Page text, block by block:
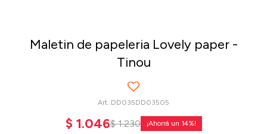
Maletin de papeleria Lovely paper -
Tinou
DD035DD03505
$ 1.046$ 1.230 14